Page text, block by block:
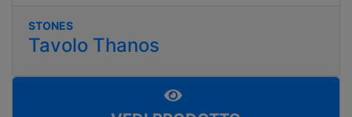
STONES
Tavolo Thanos